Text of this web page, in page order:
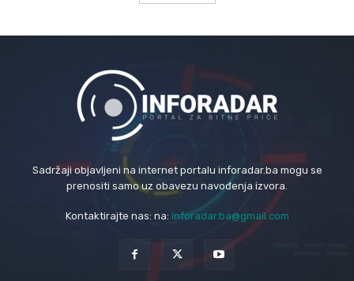
Sadržaji objavljeni na internet portalu inforadar.ba mogu se
prenositi samo uz obavezu navođenja izvora.
Kontaktirajte nas: na: inforadar.ba@gmail.com